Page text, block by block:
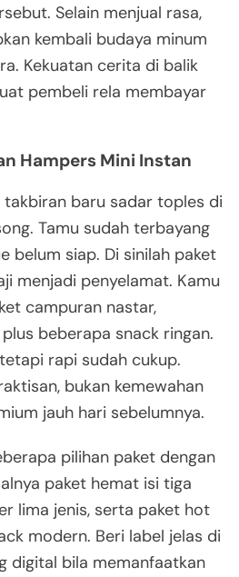
Selain menjual rasa,
kembali budaya minum
Kekuatan cerita di balik
pembeli rela membayar
Hampers Mini Instan
takbiran baru sadar toples di
Tamu sudah terbayang
belum siap. Di sinilah paket
menjadi penyelamat. Kamu
campuran nastar,
beberapa snack ringan.
rapi sudah cukup.
bukan kemewahan
jauh hari sebelumnya.
pilihan paket dengan
paket hemat isi tiga
lima jenis, serta paket hot
modern. Beri label jelas di
digital bila memanfaatkan